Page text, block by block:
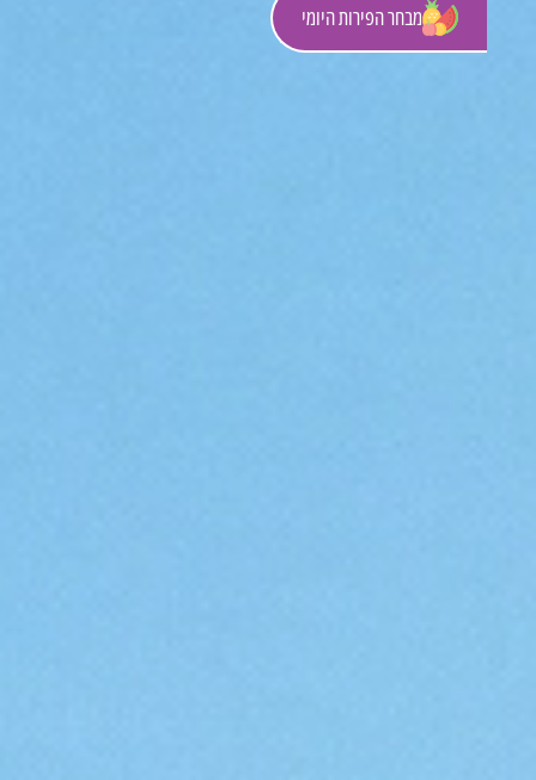
מבחר הפירות היומי